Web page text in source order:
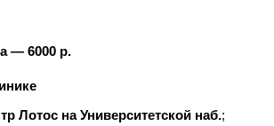
— 6000 р.
Лотос на Университетской наб.;